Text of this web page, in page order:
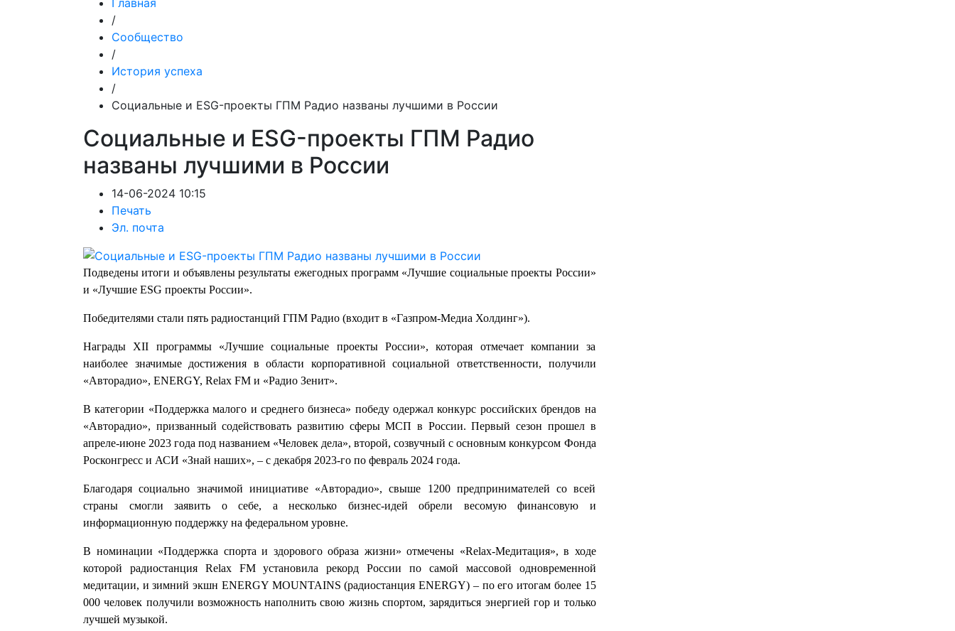
Главная
/
Сообщество
/
История успеха
/
Социальные и ESG-проекты ГПМ Радио названы лучшими в России
Социальные и ESG-проекты ГПМ Радио
названы лучшими в России
14-06-2024 10:15
Печать
Эл. почта
Подведены итоги и объявлены результаты ежегодных программ «Лучшие социальные проекты России»
и «Лучшие ESG проекты России».
Победителями стали пять радиостанций ГПМ Радио (входит в «Газпром-Медиа Холдинг»).
Награды XII программы «Лучшие социальные проекты России», которая отмечает компании за
наиболее значимые достижения в области корпоративной социальной ответственности, получили
«Авторадио», ENERGY, Relax FM и «Радио Зенит».
В категории «Поддержка малого и среднего бизнеса» победу одержал конкурс российских брендов на
«Авторадио», призванный содействовать развитию сферы МСП в России. Первый сезон прошел в
апреле-июне 2023 года под названием «Человек дела», второй, созвучный с основным конкурсом Фонда
Росконгресс и АСИ «Знай наших», – с декабря 2023-го по февраль 2024 года.
Благодаря социально значимой инициативе «Авторадио», свыше 1200 предпринимателей со всей
страны смогли заявить о себе, а несколько бизнес-идей обрели весомую финансовую и
информационную поддержку на федеральном уровне.
В номинации «Поддержка спорта и здорового образа жизни» отмечены «Relax-Медитация», в ходе
которой радиостанция Relax FM установила рекорд России по самой массовой одновременной
медитации, и зимний экшн ENERGY MOUNTAINS (радиостанция ENERGY) – по его итогам более 15
000 человек получили возможность наполнить свою жизнь спортом, зарядиться энергией гор и только
лучшей музыкой.